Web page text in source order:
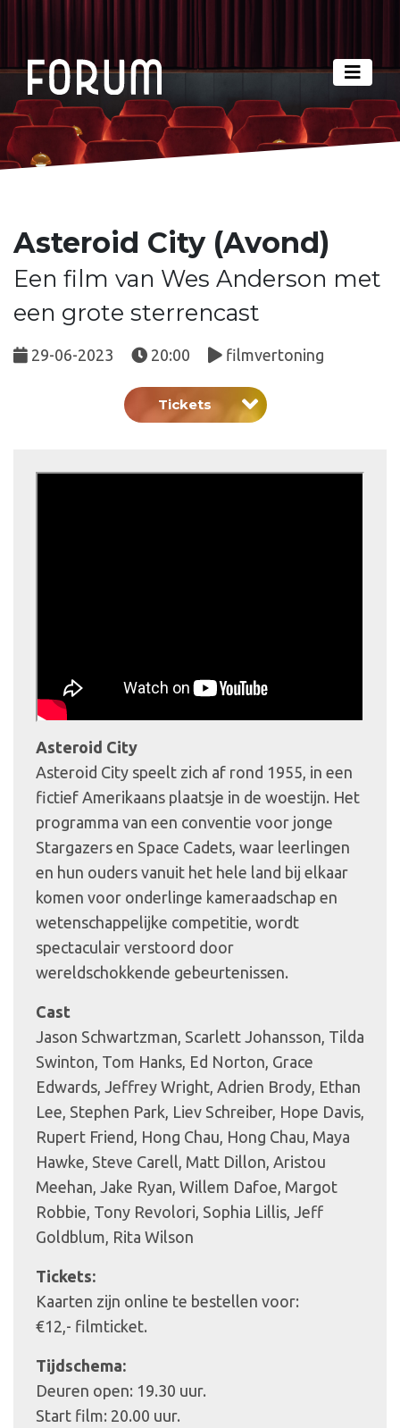
Asteroid City (Avond)
Een film van Wes Anderson met
een grote sterrencast
29-06-2023 20:00 filmvertoning
Tickets
Asteroid City
Asteroid City speelt zich af rond 1955, in een
fictief Amerikaans plaatsje in de woestijn. Het
programma van een conventie voor jonge
Stargazers en Space Cadets, waar leerlingen
en hun ouders vanuit het hele land bij elkaar
komen voor onderlinge kameraadschap en
wetenschappelijke competitie, wordt
spectaculair verstoord door
wereldschokkende gebeurtenissen.
Cast
Jason Schwartzman, Scarlett Johansson, Tilda
Swinton, Tom Hanks, Ed Norton, Grace
Edwards, Jeffrey Wright, Adrien Brody, Ethan
Lee, Stephen Park, Liev Schreiber, Hope Davis,
Rupert Friend, Hong Chau, Hong Chau, Maya
Hawke, Steve Carell, Matt Dillon, Aristou
Meehan, Jake Ryan, Willem Dafoe, Margot
Robbie, Tony Revolori, Sophia Lillis, Jeff
Goldblum, Rita Wilson
Tickets:
Kaarten zijn online te bestellen voor:
€12,- filmticket.
Tijdschema:
Deuren open: 19.30 uur.
Start film: 20.00 uur.